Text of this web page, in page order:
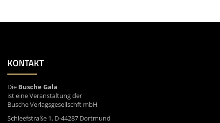
KONTAKT
Die Busche Gala
ist eine Veranstaltung der
Busche Verlagsgesellschft mbH
Schleefstraße 1, D-44287 Dortmund